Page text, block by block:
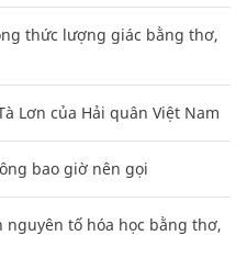
thức lượng giác bằng thơ,
Lơn của Hải quân Việt Nam
bao giờ nên gọi
nguyên tố hóa học bằng thơ,